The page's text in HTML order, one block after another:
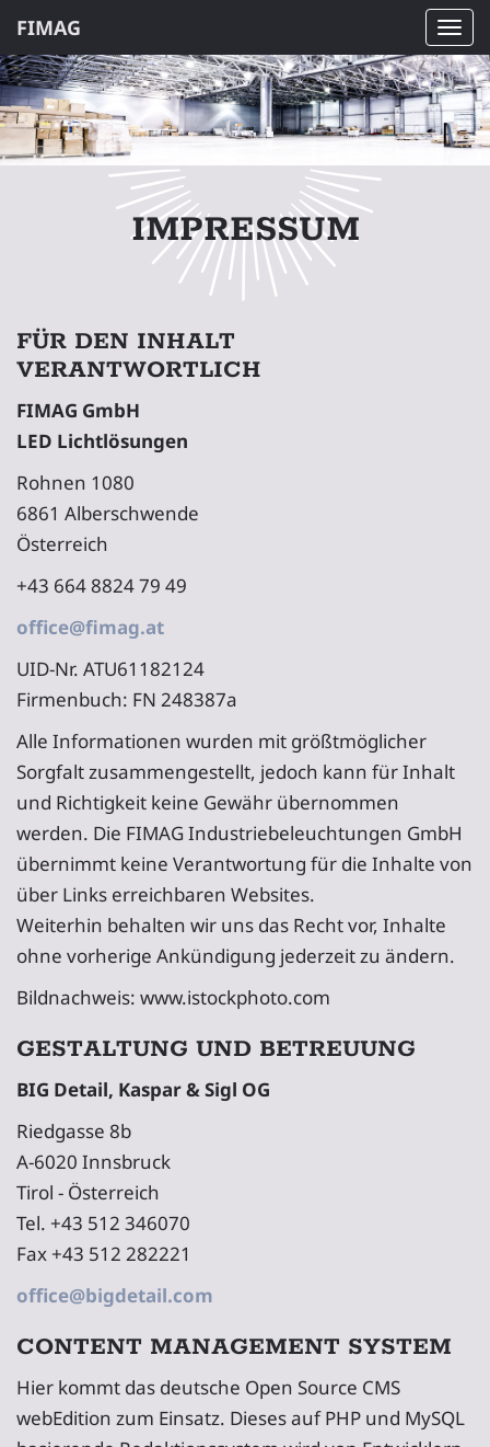
FIMAG
IMPRESSUM
FÜR DEN INHALT
VERANTWORTLICH
FIMAG GmbH
LED Lichtlösungen
Rohnen 1080
6861 Alberschwende
Österreich
+43 664 8824 79 49
office@fimag.at
UID-Nr. ATU61182124
Firmenbuch: FN 248387a
Alle Informationen wurden mit größtmöglicher
Sorgfalt zusammengestellt, jedoch kann für Inhalt
und Richtigkeit keine Gewähr übernommen
werden. Die FIMAG Industriebeleuchtungen GmbH
übernimmt keine Verantwortung für die Inhalte von
über Links erreichbaren Websites.
Weiterhin behalten wir uns das Recht vor, Inhalte
ohne vorherige Ankündigung jederzeit zu ändern.
Bildnachweis: www.istockphoto.com
GESTALTUNG UND BETREUUNG
BIG Detail, Kaspar & Sigl OG
Riedgasse 8b
A-6020 Innsbruck
Tirol - Österreich
Tel. +43 512 346070
Fax +43 512 282221
office@bigdetail.com
CONTENT MANAGEMENT SYSTEM
Hier kommt das deutsche Open Source CMS
webEdition zum Einsatz. Dieses auf PHP und MySQL